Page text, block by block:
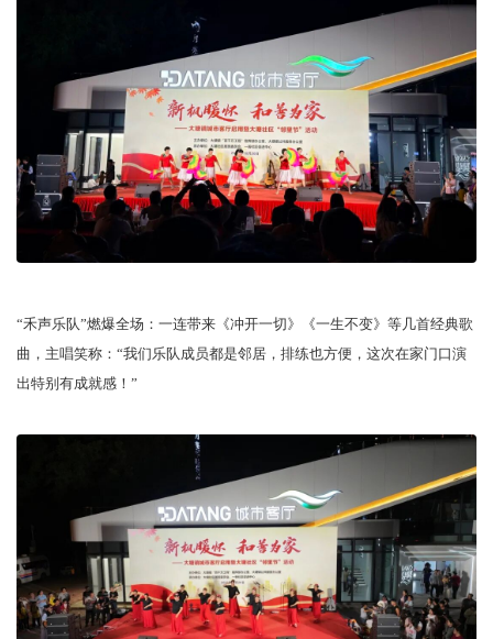
“禾声乐队”燃爆全场：一连带来《冲开一切》《一生不变》等几首经典歌
曲，主唱笑称：“我们乐队成员都是邻居，排练也方便，这次在家门口演
出特别有成就感！”